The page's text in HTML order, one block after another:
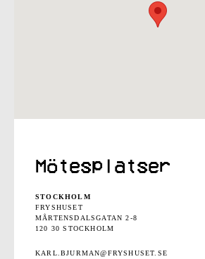
Mötesplatser
STOCKHOLM
FRYSHUSET
MÅRTENSDALSGATAN 2-8
120 30 STOCKHOLM
KARL.BJURMAN@FRYSHUSET.SE